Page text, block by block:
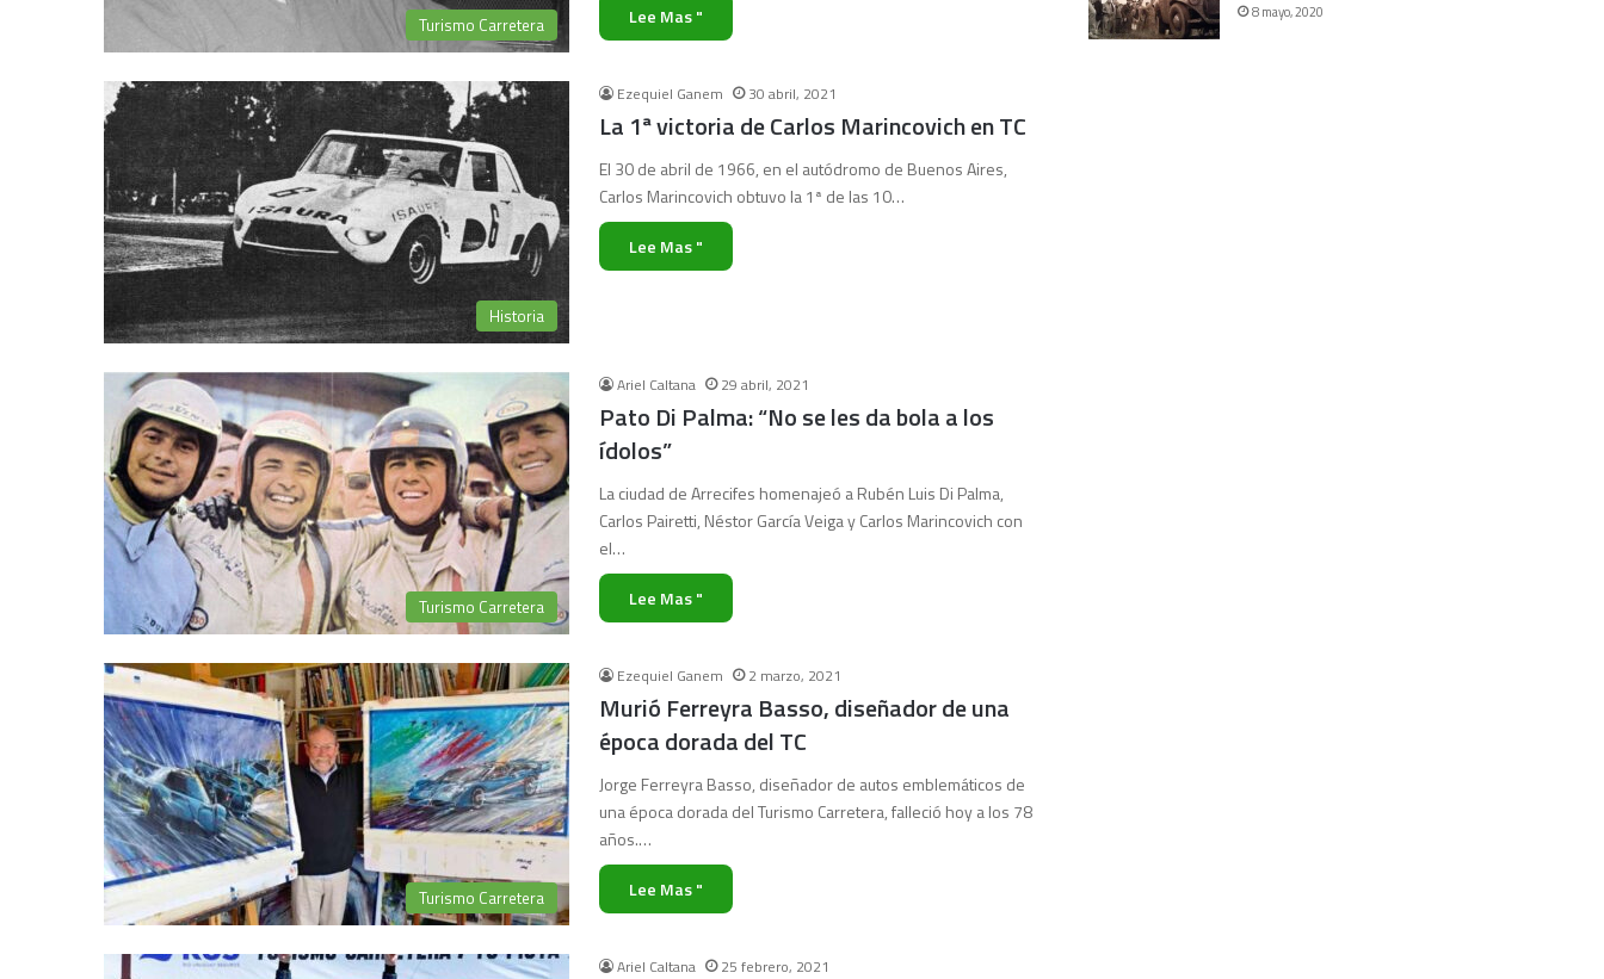
Turismo Carretera
Lee Mas "
Historia
Ezequiel Ganem 30 abril, 2021
La 1ª victoria de Carlos Marincovich en TC
El 30 de abril de 1966, en el autódromo de Buenos Aires,
Carlos Marincovich obtuvo la 1ª de las 10…
Lee Mas "
Turismo Carretera
Ariel Caltana 29 abril, 2021
Pato Di Palma: “No se les da bola a los
ídolos”
La ciudad de Arrecifes homenajeó a Rubén Luis Di Palma,
Carlos Pairetti, Néstor García Veiga y Carlos Marincovich con
el…
Lee Mas "
Turismo Carretera
Ezequiel Ganem 2 marzo, 2021
Murió Ferreyra Basso, diseñador de una
época dorada del TC
Jorge Ferreyra Basso, diseñador de autos emblemáticos de
una época dorada del Turismo Carretera, falleció hoy a los 78
años.…
Lee Mas "
Ariel Caltana 25 febrero, 2021
8 mayo, 2020